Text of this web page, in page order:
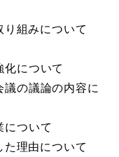
組みについて
について
の議論の内容に
ついて
理由について